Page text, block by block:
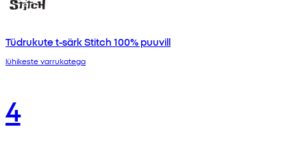
Tüdrukute t-särk Stitch 100% puuvill
lühikeste varrukatega
4